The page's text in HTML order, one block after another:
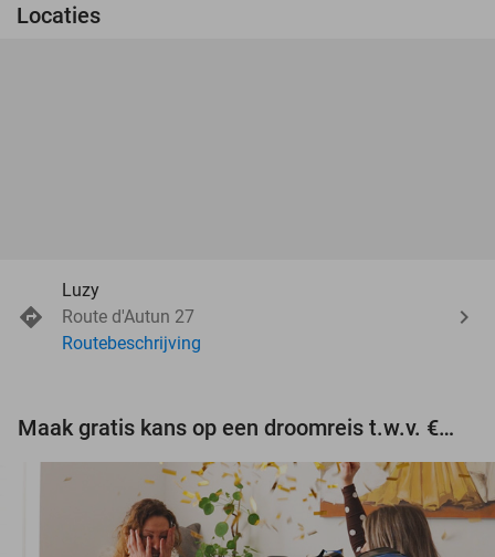
Locaties
Luzy
Route d'Autun 27
Routebeschrijving
Maak gratis kans op een droomreis t.w.v. €3.000!